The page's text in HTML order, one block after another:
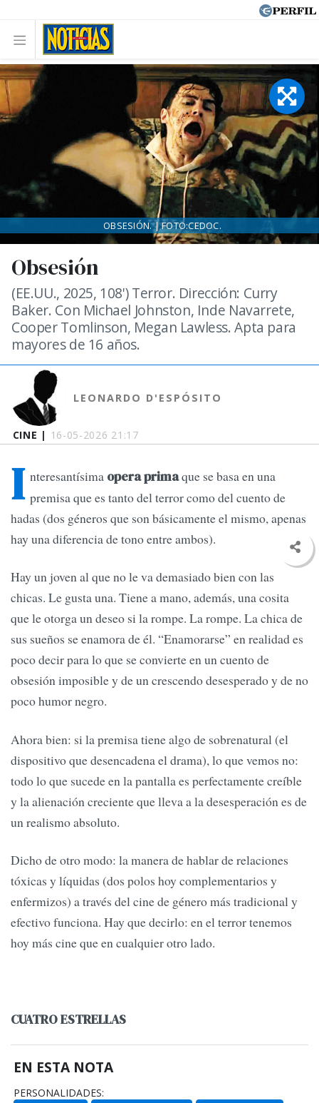
CINE | 16-05-2026 21:17
Obsesión
(EE.UU., 2025, 108') Terror. Dirección: Curry
Baker. Con Michael Johnston, Inde Navarrete,
Cooper Tomlinson, Megan Lawless. Apta para
mayores de 16 años.
LEONARDO D'ESPÓSITO
OBSESIÓN. | FOTO:CEDOC.
I nteresantísima opera primaque se basa en una
premisa que es tanto del terror como del cuento de
hadas (dos géneros que son básicamente el mismo, apenas
hay una diferencia de tono entre ambos).
Hay un joven al que no le va demasiado bien con las
chicas. Le gusta una. Tiene a mano, además, una cosita
que le otorga un deseo si la rompe. La rompe. La chica de
sus sueños se enamora de él. “Enamorarse” en realidad es
poco decir para lo que se convierte en un cuento de
obsesión imposible y de un crescendo desesperado y de no
poco humor negro.
Ahora bien: si la premisa tiene algo de sobrenatural (el
dispositivo que desencadena el drama), lo que vemos no:
todo lo que sucede en la pantalla es perfectamente creíble
y la alienación creciente que lleva a la desesperación es de
un realismo absoluto.
Dicho de otro modo: la manera de hablar de relaciones
tóxicas y líquidas (dos polos hoy complementarios y
enfermizos) a través del cine de género más tradicional y
efectivo funciona. Hay que decirlo: en el terror tenemos
hoy más cine que en cualquier otro lado.
CUATRO ESTRELLAS
EN ESTA NOTA
PERSONALIDADES: